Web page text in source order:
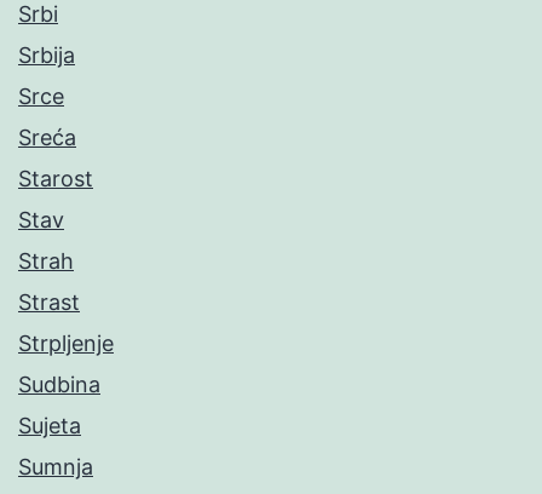
Srbi
Srbija
Srce
Sreća
Starost
Stav
Strah
Strast
Strpljenje
Sudbina
Sujeta
Sumnja